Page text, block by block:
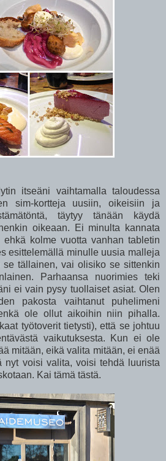
itseäni vaihtamalla taloudessa
sim-kortteja uusiin, oikeisiin ja
täytyy tänään käydä
oikeaan. Ei minulta kannata
kolme vuotta vanhan tabletin
esittelemällä minulle uusia malleja
se tällainen, vai olisiko se sittenkin
Parhaansa nuorimies teki
ei vain pysy tuollaiset asiat. Olen
pakosta vaihtanut puhelimeni
ole ollut aikoihin niin pihalla.
työtoverit tietysti), että se johtuu
vaikutuksesta. Kun ei ole
mitään, eikä valita mitään, ei enää
nyt voisi valita, voisi tehdä luurista
Kai tämä tästä.